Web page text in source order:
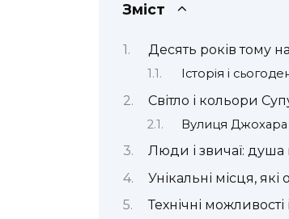
Зміст
Десять років тому
Історія і
Світло і кольори
Вулиця Джохара
Люди і звичаї: душа
Унікальні місця, які
Технічні можливості